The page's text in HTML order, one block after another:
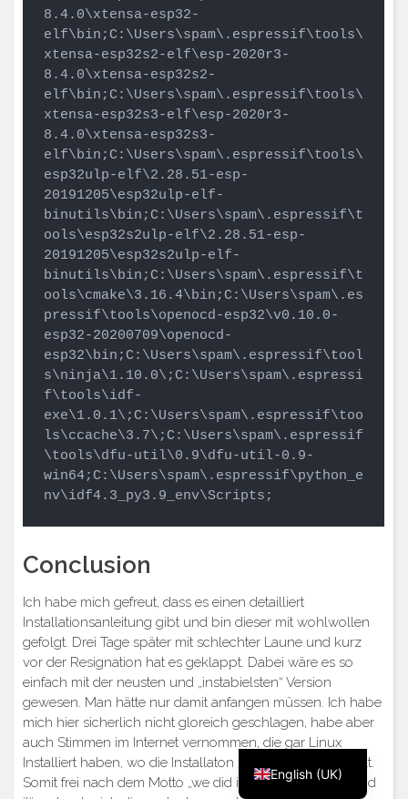
8.4.0\xtensa-esp32-
elf\bin;C:\Users\spam\.espressif\tools\
xtensa-esp32s2-elf\esp-2020r3-
8.4.0\xtensa-esp32s2-
elf\bin;C:\Users\spam\.espressif\tools\
xtensa-esp32s3-elf\esp-2020r3-
8.4.0\xtensa-esp32s3-
elf\bin;C:\Users\spam\.espressif\tools\
esp32ulp-elf\2.28.51-esp-
20191205\esp32ulp-elf-
binutils\bin;C:\Users\spam\.espressif\t
ools\esp32s2ulp-elf\2.28.51-esp-
20191205\esp32s2ulp-elf-
binutils\bin;C:\Users\spam\.espressif\t
ools\cmake\3.16.4\bin;C:\Users\spam\.es
pressif\tools\openocd-esp32\v0.10.0-
esp32-20200709\openocd-
esp32\bin;C:\Users\spam\.espressif\tool
s\ninja\1.10.0\;C:\Users\spam\.espressi
f\tools\idf-
exe\1.0.1\;C:\Users\spam\.espressif\too
ls\ccache\3.7\;C:\Users\spam\.espressif
\tools\dfu-util\0.9\dfu-util-0.9-
win64;C:\Users\spam\.espressif\python_e
nv\idf4.3_py3.9_env\Scripts;
Conclusion
Ich habe mich gefreut, dass es einen detailliert
Installationsanleitung gibt und bin dieser mit wohlwollen
gefolgt. Drei Tage später mit schlechter Laune und kurz
vor der Resignation hat es geklappt. Dabei wäre es so
einfach mit der neusten und „instabielsten“ Version
gewesen. Man hätte nur damit anfangen müssen. Ich habe
mich hier sicherlich nicht gloreich geschlagen, habe aber
auch Stimmen im Internet vernommen, die gar Linux
Installiert haben, wo die Installaton kein Problem darstellt.
Somit frei nach dem Motto „we did it all wrong, but we did
English (UK)
Deutsch